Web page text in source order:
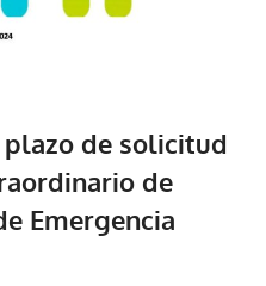
de solicitud
de
Emergencia